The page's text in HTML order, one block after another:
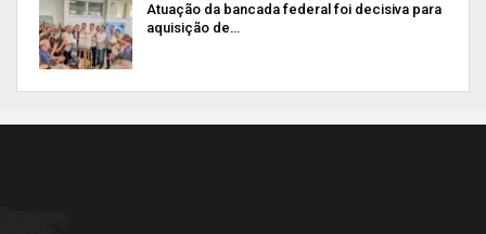
Atuação da bancada federal foi decisiva para
aquisição de…